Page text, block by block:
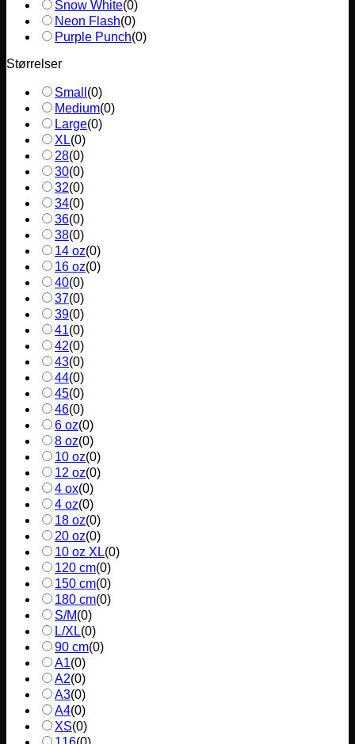
Snow White(0)
Neon Flash(0)
Purple Punch(0)
Størrelser
Small (0)
Medium(0)
Large(0)
XL(0)
28(0)
30(0)
32(0)
34(0)
36(0)
38(0)
14 oz(0)
16 oz(0)
40(0)
37(0)
39(0)
41(0)
42(0)
43(0)
44(0)
45(0)
46(0)
6 oz(0)
8 oz(0)
10 oz(0)
12 oz(0)
4 ox(0)
4 oz(0)
18 oz(0)
20 oz(0)
10 oz XL(0)
120 cm(0)
150 cm(0)
180 cm(0)
S/M(0)
L/XL(0)
90 cm(0)
A1(0)
A2(0)
A3(0)
A4(0)
XS(0)